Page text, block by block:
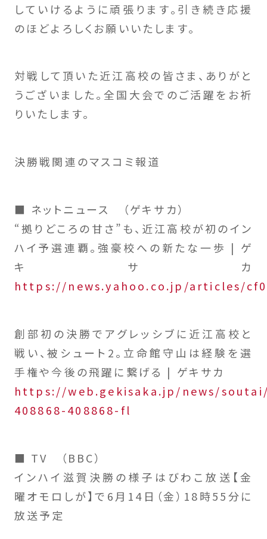
していけるように頑張ります。引き続き応援
のほどよろしくお願いいたします。
対戦して頂いた近江高校の皆さま、ありがと
うございました。全国大会でのご活躍をお祈
りいたします。
決勝戦関連のマスコミ報道
■ ネットニュース （ゲキサカ）
“拠りどころの甘さ”も、近江高校が初のイン
ハイ予選連覇。強豪校への新たな一歩 | ゲ
キサカ
https://news.yahoo.co.jp/articles/
創部初の決勝でアグレッシブに近江高校と
戦い、被シュート2。立命館守山は経験を選
手権や今後の飛躍に繋げる | ゲキサカ
https://web.gekisaka.jp/news/
408868-408868-fl
■ TV （BBC）
インハイ滋賀決勝の様子はびわこ放送【金
曜オモロしが】で6月14日（金）18時55分に
放送予定